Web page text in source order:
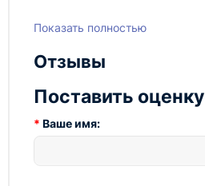
Габаритные размеры
Грузоподъемность
масса
Показать полностью
Отзывы
Поставить оценку
Ваше имя: